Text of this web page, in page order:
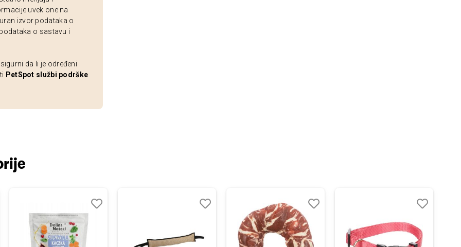
uvek one na
izvor podataka o
o sastavu i
da li je određeni
PetSpot službi podrške
želja
u
listu
želja
listu
želja